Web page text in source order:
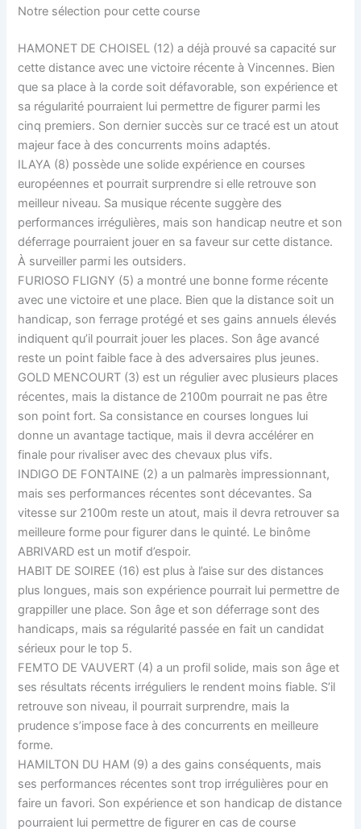
Notre sélection pour cette course
HAMONET DE CHOISEL (12) a déjà prouvé sa capacité sur
cette distance avec une victoire récente à Vincennes. Bien
que sa place à la corde soit défavorable, son expérience et
sa régularité pourraient lui permettre de figurer parmi les
cinq premiers. Son dernier succès sur ce tracé est un atout
majeur face à des concurrents moins adaptés.
ILAYA (8) possède une solide expérience en courses
européennes et pourrait surprendre si elle retrouve son
meilleur niveau. Sa musique récente suggère des
performances irrégulières, mais son handicap neutre et son
déferrage pourraient jouer en sa faveur sur cette distance.
À surveiller parmi les outsiders.
FURIOSO FLIGNY (5) a montré une bonne forme récente
avec une victoire et une place. Bien que la distance soit un
handicap, son ferrage protégé et ses gains annuels élevés
indiquent qu’il pourrait jouer les places. Son âge avancé
reste un point faible face à des adversaires plus jeunes.
GOLD MENCOURT (3) est un régulier avec plusieurs places
récentes, mais la distance de 2100m pourrait ne pas être
son point fort. Sa consistance en courses longues lui
donne un avantage tactique, mais il devra accélérer en
finale pour rivaliser avec des chevaux plus vifs.
INDIGO DE FONTAINE (2) a un palmarès impressionnant,
mais ses performances récentes sont décevantes. Sa
vitesse sur 2100m reste un atout, mais il devra retrouver sa
meilleure forme pour figurer dans le quinté. Le binôme
ABRIVARD est un motif d’espoir.
HABIT DE SOIREE (16) est plus à l’aise sur des distances
plus longues, mais son expérience pourrait lui permettre de
grappiller une place. Son âge et son déferrage sont des
handicaps, mais sa régularité passée en fait un candidat
sérieux pour le top 5.
FEMTO DE VAUVERT (4) a un profil solide, mais son âge et
ses résultats récents irréguliers le rendent moins fiable. S’il
retrouve son niveau, il pourrait surprendre, mais la
prudence s’impose face à des concurrents en meilleure
forme.
HAMILTON DU HAM (9) a des gains conséquents, mais
ses performances récentes sont trop irrégulières pour en
faire un favori. Son expérience et son handicap de distance
pourraient lui permettre de figurer en cas de course